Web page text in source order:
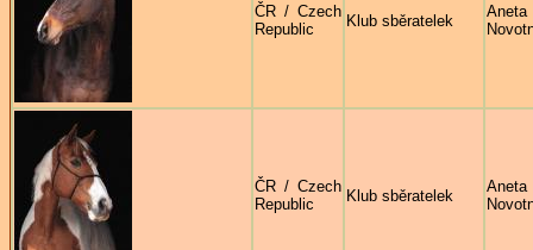
ČR / Czech
Republic
Klub sběratelek
Aneta
ČR / Czech
Republic
Klub sběratelek
Aneta